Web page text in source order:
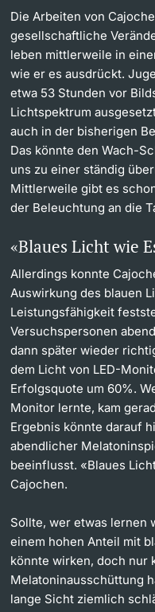
Die Arbeiten von
gesellschaftliche
leben mittlerweile in
wie er es ausdrückt.
etwa 53 Stunden vor
Lichtspektrum
auch in der bisherigen
Das könnte den Wach-
uns zu einer ständig
Mittlerweile gibt es
der Beleuchtung an die
«Blaues Licht wie
Allerdings konnte
Auswirkung des blauen
Leistungsfähigkeit
Versuchspersonen
dann später wieder
dem Licht von LED-
Erfolgsquote um 60%.
Monitor lernte, kam
Ergebnis könnte darauf
abendlicher
beeinflusst. «Blaues
Cajochen.
Sollte, wer etwas lernen
einem hohen Anteil mit
könnte wirken, doch nur
Melatoninausschüttung
lange Sicht ziemlich